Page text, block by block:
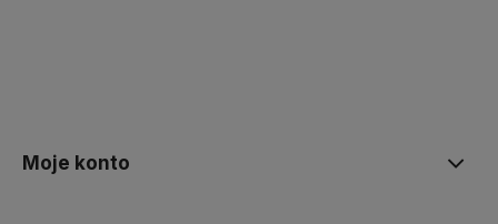
Moje konto